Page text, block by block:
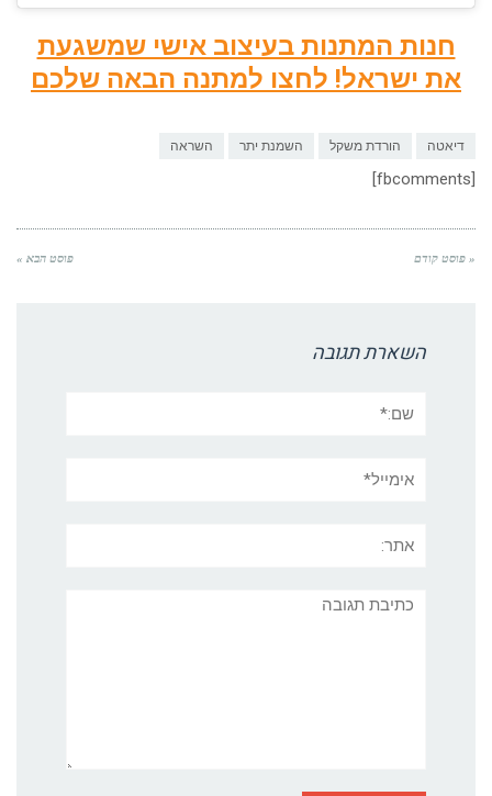
חנות המתנות בעיצוב אישי שמשגעת
את ישראל! לחצו למתנה הבאה שלכם
דיאטה הורדת משקל השמנת יתר השראה
[fbcomments]
« פוסט קודם פוסט הבא »
השארת תגובה
תגובה